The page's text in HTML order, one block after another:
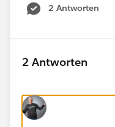
2 Antworten
2 Antworten